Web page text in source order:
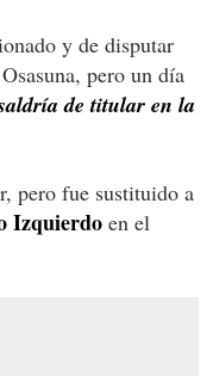
y de disputar
pero un día
de titular en la
pero fue sustituido a
Izquierdo en el